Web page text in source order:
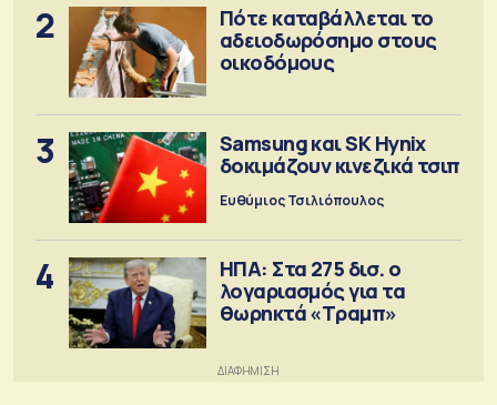
2
Πότε καταβάλλεται το
αδειοδωρόσημο στους
οικοδόμους
3
Samsung και SK Hynix
δοκιμάζουν κινεζικά τσιπ
Ευθύμιος Τσιλιόπουλος
4
ΗΠΑ: Στα 275 δισ. ο
λογαριασμός για τα
θωρηκτά «Τραμπ»